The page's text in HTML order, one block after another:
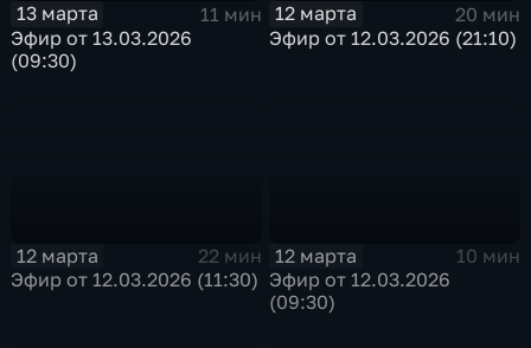
13 марта
11 мин
Эфир от 13.03.2026
(09:30)
12 марта
20 мин
Эфир от 12.03.2026 (21:10)
12 марта
22 мин
Эфир от 12.03.2026 (11:30)
12 марта
10 мин
Эфир от 12.03.2026
(09:30)